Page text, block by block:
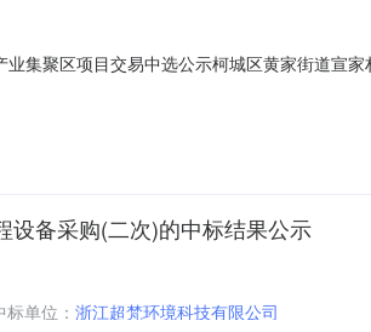
集聚区项目交易中选公示柯城区黄家街道宣
11投诉受理：衢州绿色产业集聚区公共资源
设备采购(二次)的中标结果公示
标单位： 浙江超梵环境科技有限公司